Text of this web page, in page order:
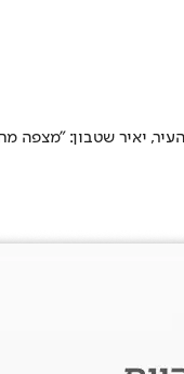
יאיר שטבון: "מצפה